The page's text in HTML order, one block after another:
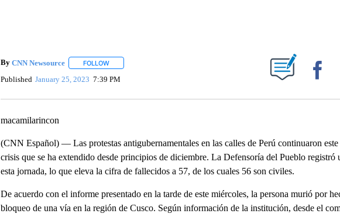
By CNN Newsource FOLLOWFOLLOW "" TO RECEIVE NOTIFICATIONS ABOUT NEW PAGES ON "".
Published January 25, 2023 7:39 PM
macamilarincon
(CNN Español) –– Las protestas antigubernamentales en las calles de Perú continuaron
crisis que se ha extendido desde principios de diciembre. La Defensoría del Pueblo registró
esta jornada, lo que eleva la cifra de fallecidos a 57, de los cuales 56 son civiles.
De acuerdo con el informe presentado en la tarde de este miércoles, la persona murió por
bloqueo de una vía en la región de Cusco. Según información de la institución, desde el